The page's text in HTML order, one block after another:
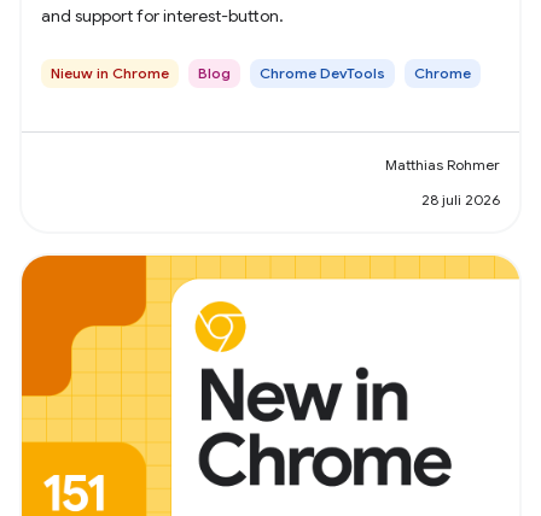
and support for interest-button.
Nieuw in Chrome Blog Chrome DevTools Chrome
Matthias Rohmer
28 juli 2026